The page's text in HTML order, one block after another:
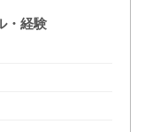
・経験